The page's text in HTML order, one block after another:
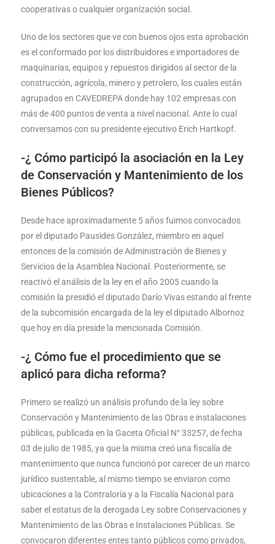
cooperativas o cualquier organización social.
Uno de los sectores que ve con buenos ojos esta aprobación
es el conformado por los distribuidores e importadores de
maquinarias, equipos y repuestos dirigidos al sector de la
construcción, agrícola, minero y petrolero, los cuales están
agrupados en CAVEDREPA donde hay 102 empresas con
más de 400 puntos de venta a nivel nacional. Ante lo cual
conversamos con su presidente ejecutivo Erich Hartkopf.
-¿ Cómo participó la asociación en la Ley
de Conservación y Mantenimiento de los
Bienes Públicos?
Desde hace aproximadamente 5 años fuimos convocados
por el diputado Pausides González, miembro en aquel
entonces de la comisión de Administración de Bienes y
Servicios de la Asamblea Nacional. Posteriormente, se
reactivó el análisis de la ley en el año 2005 cuando la
comisión la presidió el diputado Darío Vivas estando al frente
de la subcomisión encargada de la ley el diputado Albornoz
que hoy en día preside la mencionada Comisión.
-¿ Cómo fue el procedimiento que se
aplicó para dicha reforma?
Primero se realizó un análisis profundo de la ley sobre
Conservación y Mantenimiento de las Obras e instalaciones
públicas, publicada en la Gaceta Oficial N° 33257, de fecha
03 de julio de 1985, ya que la misma creó una fiscalía de
mantenimiento que nunca funcionó por carecer de un marco
jurídico sustentable, al mismo tiempo se enviaron como
ubicaciones a la Contraloría y a la Fiscalía Nacional para
saber el estatus de la derogada Ley sobre Conservaciones y
Mantenimiento de las Obras e Instalaciones Públicas. Se
convocaron diferentes entes tanto públicos como privados,